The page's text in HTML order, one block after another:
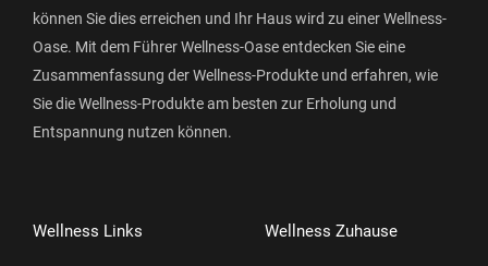
können Sie dies erreichen und Ihr Haus wird zu einer Wellness-
Oase. Mit dem Führer Wellness-Oase entdecken Sie eine
Zusammenfassung der Wellness-Produkte und erfahren, wie
Sie die Wellness-Produkte am besten zur Erholung und
Entspannung nutzen können.
Wellness Links Wellness Zuhause